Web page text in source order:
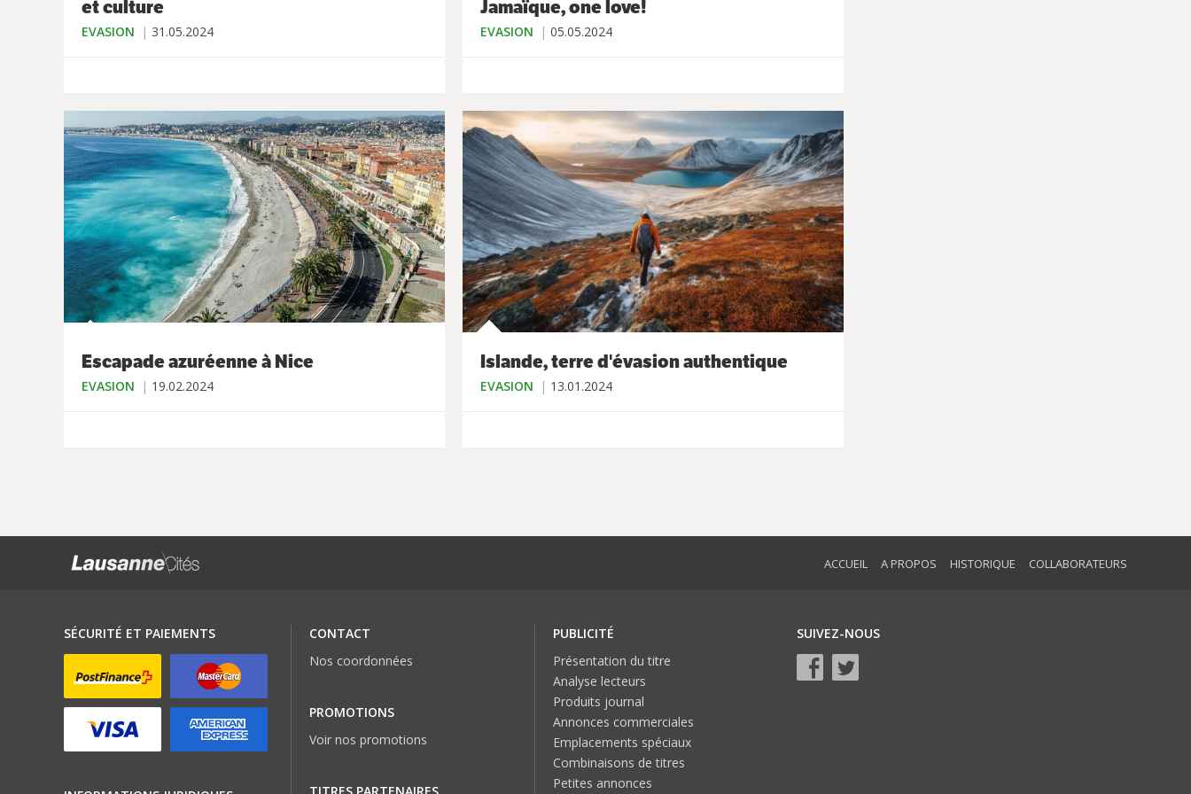
et culture
EVASION 31.05.2024
Jamaïque, one love!
EVASION 05.05.2024
Escapade azuréenne à Nice
EVASION 19.02.2024
Islande, terre d'évasion authentique
EVASION 13.01.2024
ACCUEIL A PROPOS HISTORIQUE COLLABORATEURS
SÉCURITÉ ET PAIEMENTS
CONTACT
Nos coordonnées
PROMOTIONS
Voir nos promotions
PUBLICITÉ
Présentation du titre
Analyse lecteurs
Produits journal
Annonces commerciales
Emplacements spéciaux
Combinaisons de titres
Petites annonces
SUIVEZ-NOUS